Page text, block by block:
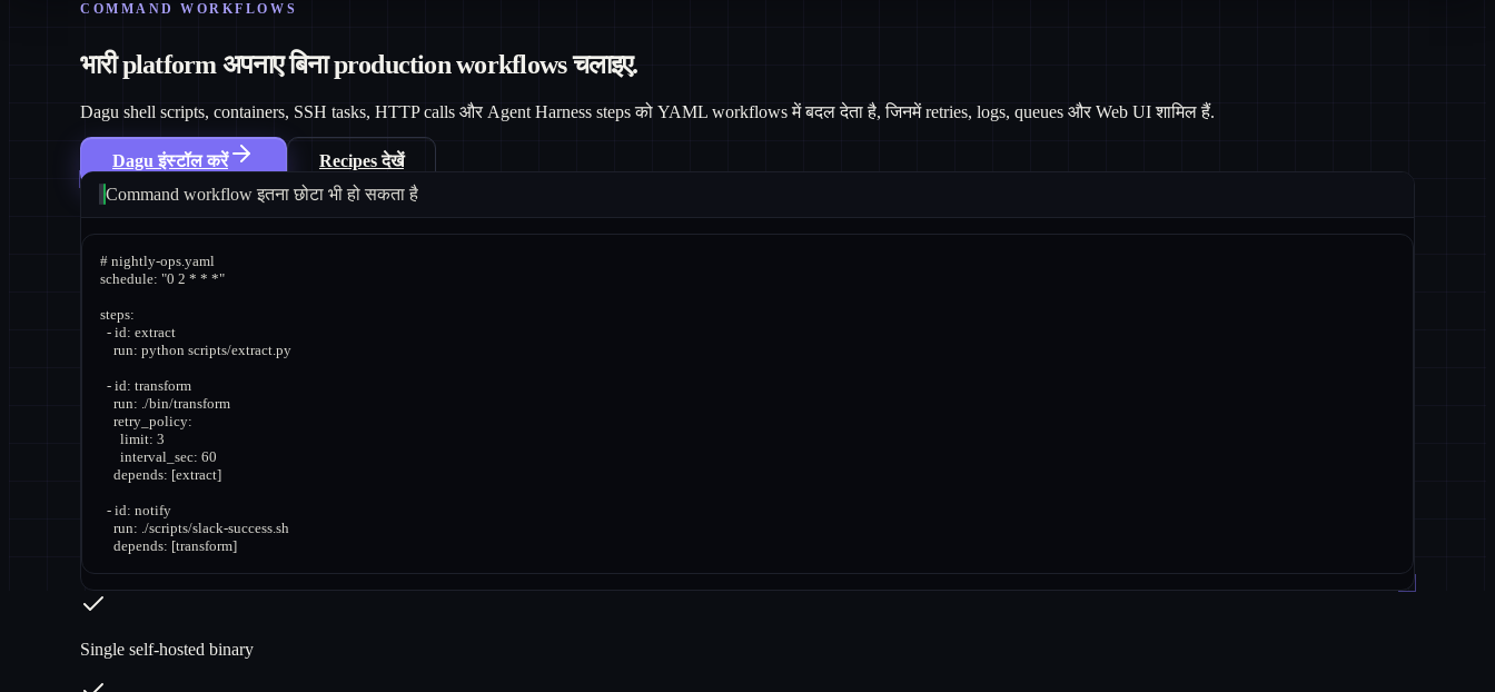
COMMAND WORKFLOWS
भारी platform अपनाए बिना production workflows चलाइए.
Dagu shell scripts, containers, SSH tasks, HTTP calls और Agent Harness steps को YAML workflows में बदल देता है, जिनमें retries, logs, queues और Web UI शामिल हैं.
Dagu इंस्टॉल करें
Recipes देखें
Command workflow इतना छोटा भी हो सकता है
# nightly-ops.yaml
schedule: "0 2 * * *"
steps:
  - id: extract
    run: python scripts/extract.py
  - id: transform
    run: ./bin/transform
    retry_policy:
      limit: 3
      interval_sec: 60
    depends: [extract]
  - id: notify
    run: ./scripts/slack-success.sh
    depends: [transform]
Single self-hosted binary